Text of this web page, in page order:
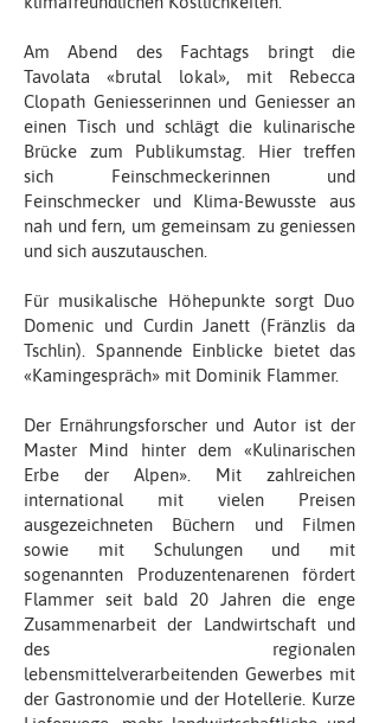
Am Abend des Fachtags bringt die
Tavolata «brutal lokal», mit Rebecca
Clopath Geniesserinnen und Geniesser an
einen Tisch und schlägt die kulinarische
Brücke zum Publikumstag. Hier treffen
sich Feinschmeckerinnen und
Feinschmecker und Klima-Bewusste aus
nah und fern, um gemeinsam zu geniessen
und sich auszutauschen.
Für musikalische Höhepunkte sorgt Duo
Domenic und Curdin Janett (Fränzlis da
Tschlin). Spannende Einblicke bietet das
«Kamingespräch» mit Dominik Flammer.
Der Ernährungsforscher und Autor ist der
Master Mind hinter dem «Kulinarischen
Erbe der Alpen». Mit zahlreichen
international mit vielen Preisen
ausgezeichneten Büchern und Filmen
sowie mit Schulungen und mit
sogenannten Produzentenarenen fördert
Flammer seit bald 20 Jahren die enge
Zusammenarbeit der Landwirtschaft und
des regionalen
lebensmittelverarbeitenden Gewerbes mit
der Gastronomie und der Hotellerie. Kurze